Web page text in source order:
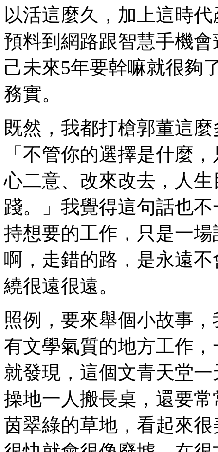
以活這麼久，加上這時
預料到網路跟智慧手機
己未來5年要幹嘛就很夠
務實。
既然，我都打槍郭董這
「不管你的選擇是什麼
心二意、改來改去，人
踐。」我覺得這句話也
持想要的工作，只是一
啊，走錯的路，是永遠
繞很遠很遠。
照例，要來舉個小故事
有文學氣質的地方工作
就發現，這個文青天堂
操地一人搬長桌，還要
茵翠綠的草地，看起來